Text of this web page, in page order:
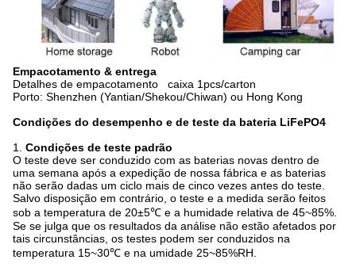
Empacotamento & entrega
Detalhes de empacotamento caixa 1pcs/carton
Porto: Shenzhen (Yantian/Shekou/Chiwan) ou Hong Kong
Condições do desempenho e de teste da bateria LiFePO4
1. Condições de teste padrão
O teste deve ser conduzido com as baterias novas dentro de
uma semana após a expedição de nossa fábrica e as baterias
não serão dadas um ciclo mais de cinco vezes antes do teste.
Salvo disposição em contrário, o teste e a medida serão feitos
sob a temperatura de 20±5℃ e a humidade relativa de 45~85%.
Se se julga que os resultados da análise não estão afetados por
tais circunstâncias, os testes podem ser conduzidos na
temperatura 15~30℃ e na umidade 25~85%RH.